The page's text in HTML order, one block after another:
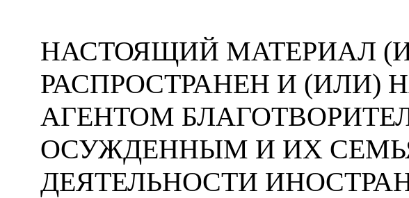
НАСТОЯЩИЙ МАТЕРИАЛ
РАСПРОСТРАНЕН И (ИЛИ)
АГЕНТОМ
ОСУЖДЕННЫМ И ИХ
ДЕЯТЕЛЬНОСТИ